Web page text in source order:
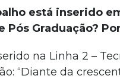
está inserido
Pós Graduação?
na Linha 2 –
“Diante da